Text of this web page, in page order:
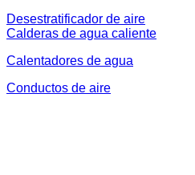
Desestratificador de aire
Calderas de agua caliente
Calentadores de agua
Conductos de aire